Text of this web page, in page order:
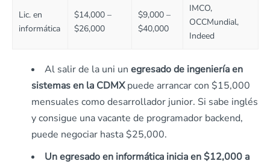
Lic. en
informática
$14,000 –
$26,000
$9,000 –
$40,000
IMCO,
OCCMundial,
Indeed
Al salir de la uni un egresado de ingeniería en
sistemas en la CDMXpuede arrancar con $15,000
mensuales como desarrollador junior. Si sabe inglés
y consigue una vacante de programador backend,
puede negociar hasta $25,000.
Un egresado en informática inicia en $12,000 a